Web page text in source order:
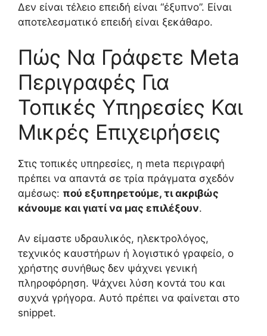
Δεν είναι τέλειο επειδή είναι “έξυπνο”. Είναι
αποτελεσματικό επειδή είναι ξεκάθαρο.
Πώς Να Γράφετε Meta
Περιγραφές Για
Τοπικές Υπηρεσίες Και
Μικρές Επιχειρήσεις
Στις τοπικές υπηρεσίες, η meta περιγραφή
πρέπει να απαντά σε τρία πράγματα σχεδόν
αμέσως: πού εξυπηρετούμε, τι ακριβώς
κάνουμε και γιατί να μας επιλέξουν.
Αν είμαστε υδραυλικός, ηλεκτρολόγος,
τεχνικός καυστήρων ή λογιστικό γραφείο, ο
χρήστης συνήθως δεν ψάχνει γενική
πληροφόρηση. Ψάχνει λύση κοντά του και
συχνά γρήγορα. Αυτό πρέπει να φαίνεται στο
snippet.